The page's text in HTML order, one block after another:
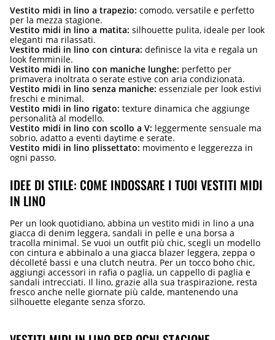
Vestito midi in lino a trapezio: comodo, versatile e perfetto
per la mezza stagione.
Vestito midi in lino a matita: silhouette pulita, ideale per look
eleganti ma rilassati.
Vestito midi in lino con cintura: definisce la vita e regala un
look femminile.
Vestito midi in lino con maniche lunghe: perfetto per
primavera inoltrata o serate estive con aria condizionata.
Vestito midi in lino senza maniche: essenziale per look estivi
freschi e minimal.
Vestito midi in lino rigato: texture dinamica che aggiunge
personalità al modello.
Vestito midi in lino con scollo a V: leggermente sensuale ma
sobrio, adatto a eventi daytime e serate.
Vestito midi in lino plissettato: movimento e leggerezza in
ogni passo.
IDEE DI STILE: COME INDOSSARE I TUOI VESTITI MIDI
IN LINO
Per un look quotidiano, abbina un vestito midi in lino a una
giacca di denim leggera, sandali in pelle e una borsa a
tracolla minimal. Se vuoi un outfit più chic, scegli un modello
con cintura e abbinalo a una giacca blazer leggera, zeppa o
décolleté bassi e una clutch neutra. Per un tocco boho chic,
aggiungi accessori in rafia o paglia, un cappello di paglia e
sandali intrecciati. Il lino, grazie alla sua traspirazione, resta
fresco anche nelle giornate più calde, mantenendo una
silhouette elegante senza sforzo.